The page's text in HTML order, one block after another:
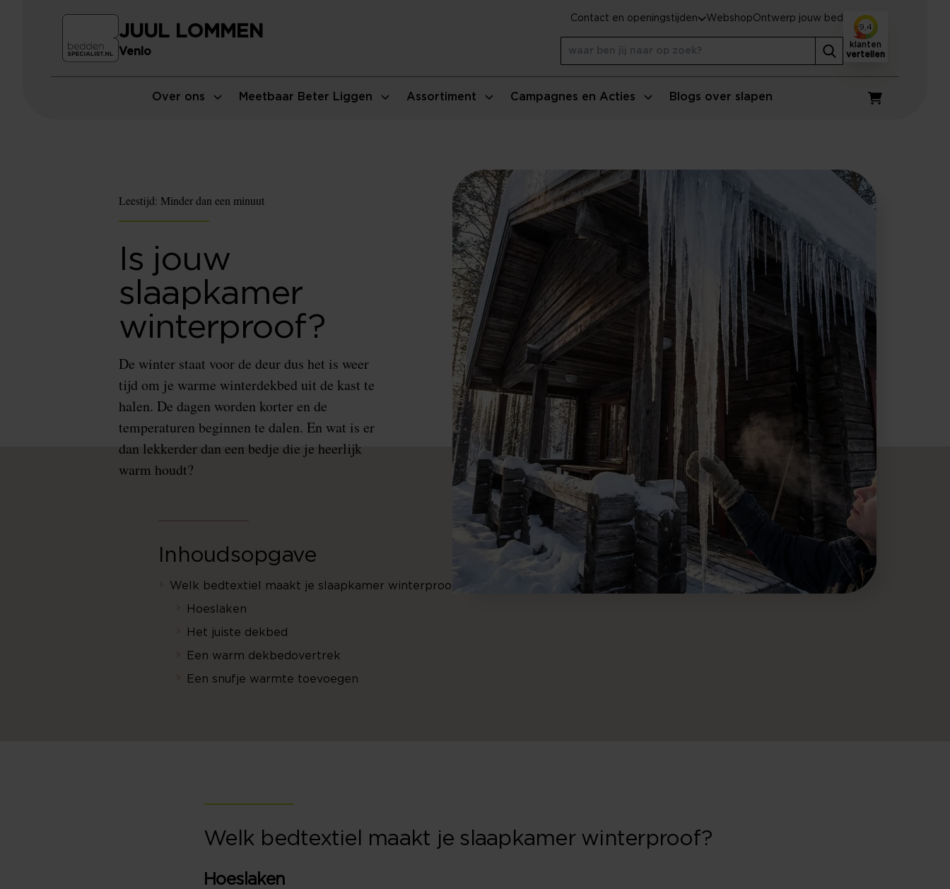
Over ons Meetbaar Beter Liggen Assortiment Campagnes en Acties Blogs over slapen
Winkelwagen
JUUL LOMMEN
Venlo
Contact en openingstijden WebshopOntwerp jouw bed
9,4
klanten
vertellen
Leestijd: Minder dan een minuut
Is jouw
slaapkamer
winterproof?
De winter staat voor de deur dus het is weer
tijd om je warme winterdekbed uit de kast te
halen. De dagen worden korter en de
temperaturen beginnen te dalen. En wat is er
dan lekkerder dan een bedje die je heerlijk
warm houdt?
Inhoudsopgave
Welk bedtextiel maakt je slaapkamer winterproof?
Hoeslaken
Het juiste dekbed
Een warm dekbedovertrek
Een snufje warmte toevoegen
Welk bedtextiel maakt je slaapkamer winterproof?
Hoeslaken